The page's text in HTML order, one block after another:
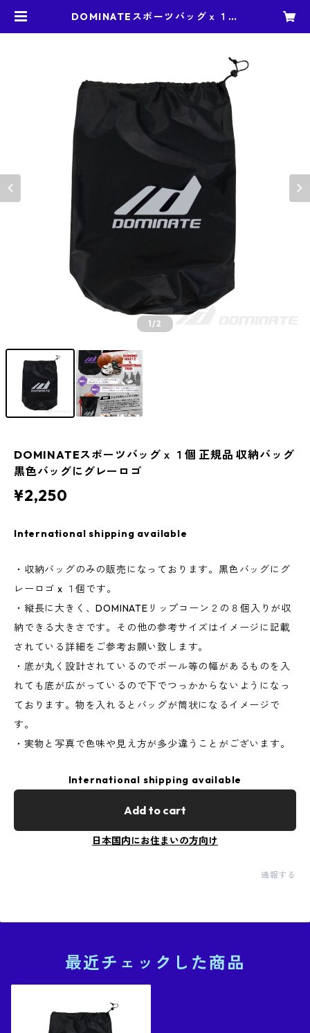
DOMINATEスポーツバッグｘ１個
1/2
DOMINATEスポーツバッグｘ１個 正規品 収納バッグ
黒色バッグにグレーロゴ
¥2,250
International shipping available
・収納バッグのみの販売になっております。黒色バッグにグ
レーロゴ x １個です。
・縦長に大きく、DOMINATEリップコーン２の８個入りが収
納できる大きさです。その他の参考サイズはイメージに記載
されている詳細をご参考お願い致します。
・底が丸く設計されているのでボール等の幅があるものを入
れても底が広がっているので下でつっかからないようになっ
ております。物を入れるとバッグが筒状になるイメージで
す。
・実物と写真で色味や見え方が多少違うことがございます。
International shipping available
Add to cart
日本国内にお住まいの方向け
通報する
最近チェックした商品